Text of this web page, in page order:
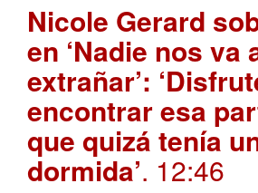
Nicole Gerard
en ‘Nadie nos va
extrañar’:
encontrar esa
que quizá tenía
dormida’. 12:46